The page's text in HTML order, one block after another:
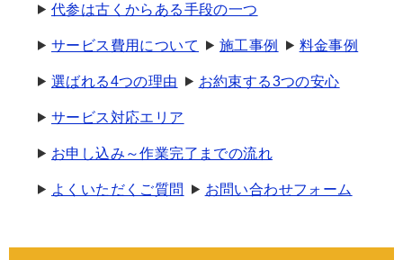
代参は古くからある手段の一つ
サービス費用について 施工事例 料金事例
選ばれる4つの理由 お約束する3つの安心
サービス対応エリア
お申し込み～作業完了までの流れ
よくいただくご質問 お問い合わせフォーム